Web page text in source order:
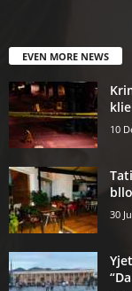
EVEN MORE NEWS
10
30